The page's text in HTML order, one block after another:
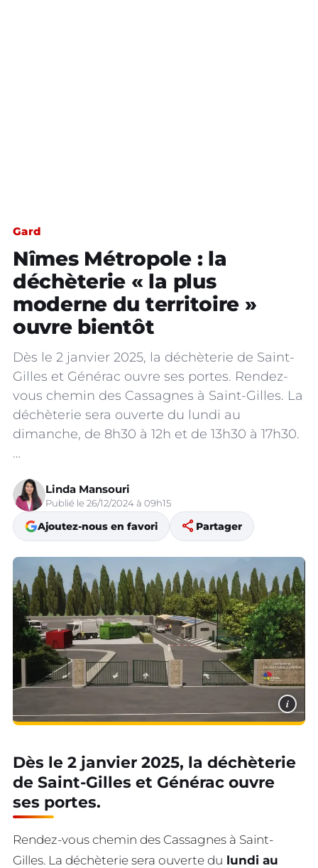
Gard
Nîmes Métropole : la
déchèterie « la plus
moderne du territoire »
ouvre bientôt
Dès le 2 janvier 2025, la déchèterie de Saint-
Gilles et Générac ouvre ses portes. Rendez-
vous chemin des Cassagnes à Saint-Gilles. La
déchèterie sera ouverte du lundi au
dimanche, de 8h30 à 12h et de 13h30 à 17h30.
…
Linda Mansouri
Publié le 26/12/2024 à 09h15
Ajoutez-nous en favori share Partager
i
Dès le 2 janvier 2025, la déchèterie
de Saint-Gilles et Générac ouvre
ses portes.
Rendez-vous chemin des Cassagnes à Saint-
Gilles. La déchèterie sera ouverte du lundi au